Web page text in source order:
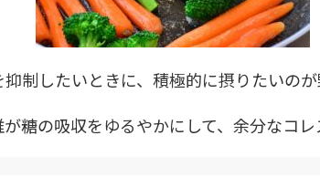
制したいときに、積極的に摂りたいのが
糖の吸収をゆるやかにして、余分なコレ